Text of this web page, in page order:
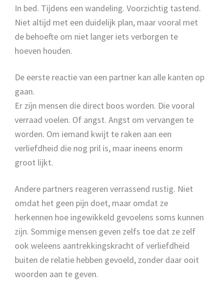
In bed. Tijdens een wandeling. Voorzichtig tastend.
Niet altijd met een duidelijk plan, maar vooral met
de behoefte om niet langer iets verborgen te
hoeven houden.
De eerste reactie van een partner kan alle kanten op
gaan.
Er zijn mensen die direct boos worden. Die vooral
verraad voelen. Of angst. Angst om vervangen te
worden. Om iemand kwijt te raken aan een
verliefdheid die nog pril is, maar ineens enorm
groot lijkt.
Andere partners reageren verrassend rustig. Niet
omdat het geen pijn doet, maar omdat ze
herkennen hoe ingewikkeld gevoelens soms kunnen
zijn. Sommige mensen geven zelfs toe dat ze zelf
ook weleens aantrekkingskracht of verliefdheid
buiten de relatie hebben gevoeld, zonder daar ooit
woorden aan te geven.